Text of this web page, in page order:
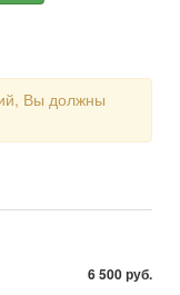
Вы должны
6 500 руб.